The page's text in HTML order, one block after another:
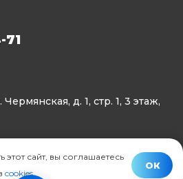
71
Чермянская, д. 1, стр. 1, 3 этаж,
Cookies
сайт, вы соглашаетесь
cookies.
ОК